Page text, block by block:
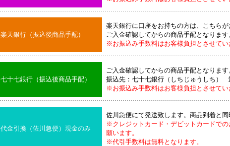
楽天銀行（振込後商品手配）
楽天銀行に口座をお持ちの方は、こちらが
ご入金確認してからの商品手配となります
※お振込み手数料はお客様負担とさせてい
七十七銀行（振込後商品手配）
ご入金確認してからの商品手配となります
振込先：七十七銀行（しちじゅうしち）
※お振込み手数料はお客様負担とさせてい
代金引換（佐川急便）現金のみ
佐川急便にて発送致します。商品到着と同
※クレジットカード・デビットカードで
願います。
※代引手数料は無料となります。